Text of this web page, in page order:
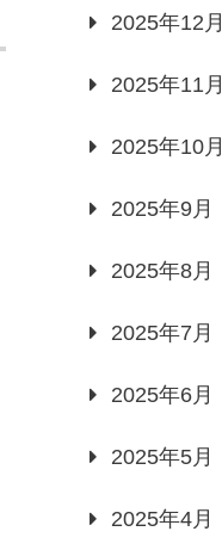
2025年12月
2025年11月
2025年10月
2025年9月
2025年8月
2025年7月
2025年6月
2025年5月
2025年4月